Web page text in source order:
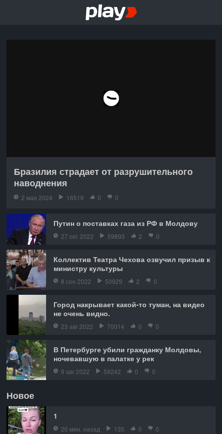
Бразилия страдает от разрушительного
наводнения
2 мая 2024 16519 0 0
Путин о поставках газа из РФ в Молдову
27 окт 2022 59893 2 0
Коллектив Театра Чехова озвучил призыв к
министру культуры
8 сен 2022 50929 2 0
Город накрывает какой-то туман, на видео
не очень видно.
23 авг 2022 70014 0 0
В Петербурге убили гражданку Молдовы,
ночевавшую в палатке у рек
9 авг 2022 59242 0 0
Новое
1
20 мин. назад 135 0 0